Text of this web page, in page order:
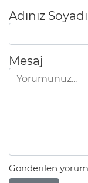
Adınız
Mesaj
Gönderilen